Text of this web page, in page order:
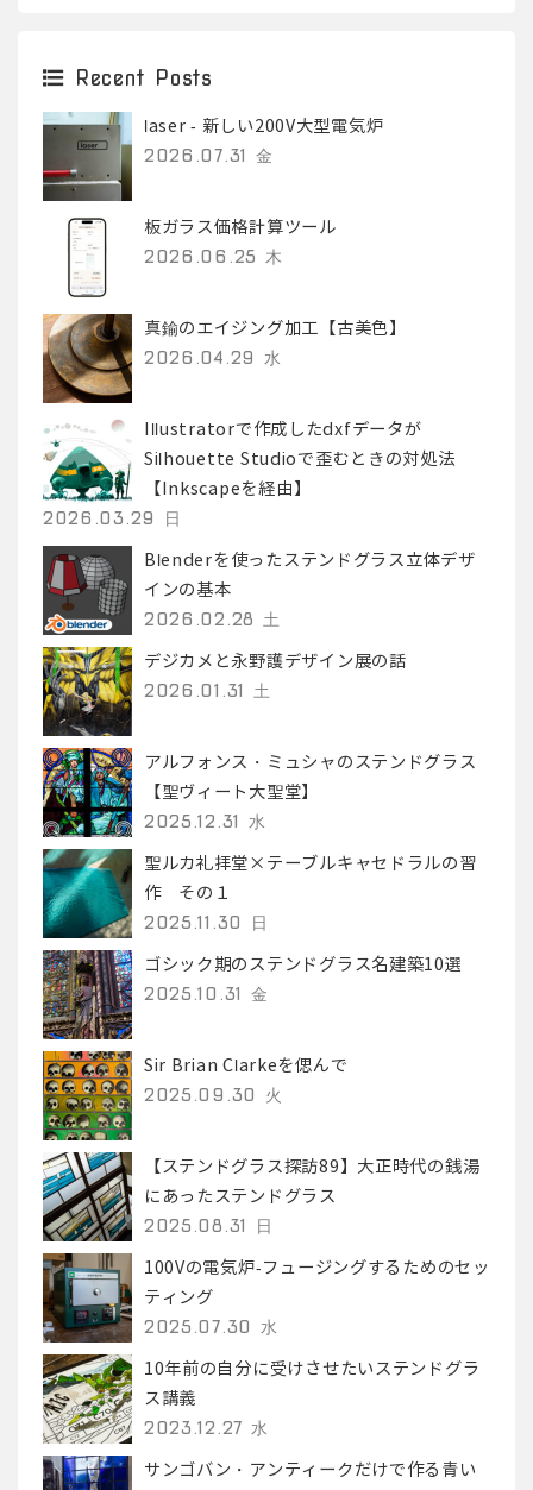
Recent Posts
laser - 新しい200V大型電気炉
2026.07.31 金
板ガラス価格計算ツール
2026.06.25 木
真鍮のエイジング加工【古美色】
2026.04.29 水
Illustratorで作成したdxfデータが
Silhouette Studioで歪むときの対処法
【Inkscapeを経由】
2026.03.29 日
Blenderを使ったステンドグラス立体デザ
インの基本
2026.02.28 土
デジカメと永野護デザイン展の話
2026.01.31 土
アルフォンス・ミュシャのステンドグラス
【聖ヴィート大聖堂】
2025.12.31 水
聖ルカ礼拝堂×テーブルキャセドラルの習
作 その１
2025.11.30 日
ゴシック期のステンドグラス名建築10選
2025.10.31 金
Sir Brian Clarkeを偲んで
2025.09.30 火
【ステンドグラス探訪89】大正時代の銭湯
にあったステンドグラス
2025.08.31 日
100Vの電気炉-フュージングするためのセッ
ティング
2025.07.30 水
10年前の自分に受けさせたいステンドグラ
ス講義
2023.12.27 水
サンゴバン・アンティークだけで作る青い